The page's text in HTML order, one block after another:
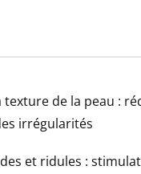
de la peau :
irrégularités
et ridules :